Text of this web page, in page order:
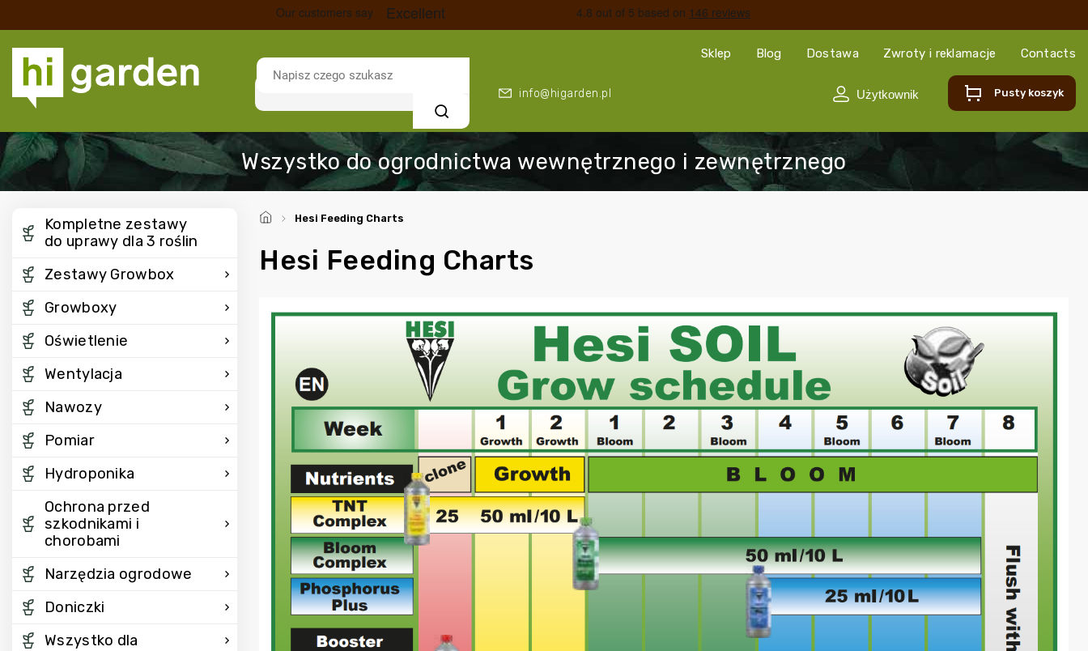
info@higarden.pl
Sklep Blog Dostawa Zwroty i reklamacje Contacts
Szukaj
Pusty koszyk
/ Hesi Feeding Charts
Kompletne zestawy
do uprawy dla 3 roślin
Zestawy Growbox
Growboxy
Oświetlenie
Wentylacja
Nawozy
Pomiar
Hydroponika
Ochrona przed
szkodnikami i
chorobami
Narzędzia ogrodowe
Doniczki
Wszystko dla
Hesi Feeding Charts